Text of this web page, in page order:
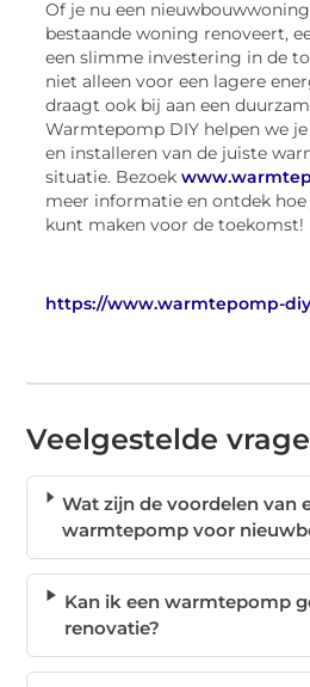
Of je nu een
bestaande woning renoveert,
een slimme investering in de
niet alleen voor een lagere
draagt ook bij aan een
Warmtepomp DIY helpen we
en installeren van de juiste
situatie. Bezoek
meer informatie en ontdek
kunt maken voor de toekomst!
https://www.warmtepomp-
Veelgestelde
Wat zijn de voordelen van
warmtepomp voor
Kan ik een warmtepomp
renovatie?